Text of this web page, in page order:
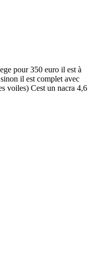
pour 350 euro il est à
il est complet avec
voiles) Cest un nacra 4,6